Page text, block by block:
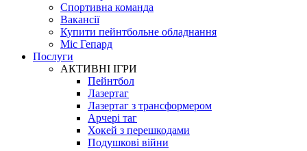
Спортивна команда
Вакансії
Купити пейнтбольне обладнання
Міс Гепард
Послуги
АКТИВНІ ІГРИ
Пейнтбол
Лазертаг
Лазертаг з трансформером
Арчері таг
Хокей з перешкодами
Подушкові війни